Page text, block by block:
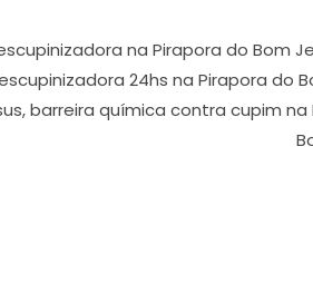
na Pirapora do Bom
24hs na Pirapora do
barreira química contra cupim